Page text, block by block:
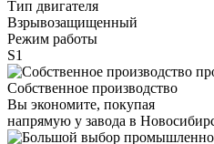
Тип двигателя
Взрывозащищенный
Режим работы
S1
Собственное производство
Вы экономите, покупая
напрямую у завода в